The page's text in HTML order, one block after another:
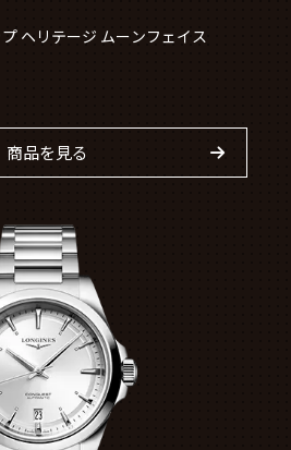
ヘリテージ ムーンフェイス
商品を見る